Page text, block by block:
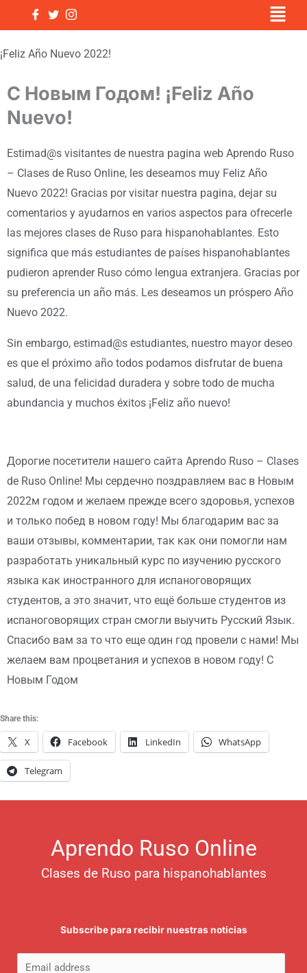
to
content
Menu
С Новым 2022 годом!
¡Feliz Año Nuevo 2022!
С Новым Годом! ¡Feliz Año
Nuevo!
Estimad@s visitantes de nuestra pagina web Aprendo Ruso
– Clases de Ruso Online, les deseamos muy Feliz Año
Nuevo 2022! Gracias por visitar nuestra pagina, dejar su
comentarios y ayudarnos en varios aspectos para ofrecerle
las mejores clases de Ruso para hispanohablantes. Esto
significa que más estudiantes de países hispanohablantes
pudieron aprender Ruso cómo lengua extranjera. Gracias por
su preferencia un año más. Les deseamos un próspero Año
Nuevo 2022.
Sin embargo, estimad@s estudiantes, nuestro mayor deseo
es que el próximo año todos podamos disfrutar de buena
salud, de una felicidad duradera y sobre todo de mucha
abundancia y muchos éxitos ¡Feliz año nuevo!
Дорогие посетители нашего сайта Aprendo Ruso – Clases
de Ruso Online! Мы сердечно поздравляем вас в Новым
2022м годом и желаем прежде всего здоровья, успехов
и только побед в новом году! Мы благодарим вас за
ваши отзывы, комментарии, так как они помогли нам
разработать уникальный курс по изучению русского
языка как иностранного для испаноговорящих
студентов, а это значит, что ещё больше студентов из
испаноговорящих стран смогли выучить Русский Язык.
Спасибо вам за то что еще один год провели с нами! Мы
желаем вам процветания и успехов в новом году! С
Новым Годом
Share this:
X Facebook LinkedIn WhatsApp
Telegram
Aprendo Ruso Online
Clases de Ruso para hispanohablantes
Subscribe para recibir nuestras noticias